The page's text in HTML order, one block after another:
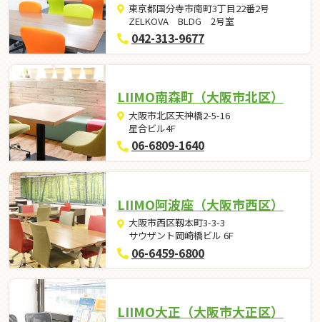
東京都国分寺市南町3丁目22番2号
ZELKOVA BLDG 2号室
042-313-9677
LIIMO南森町（大阪市北区）
大阪市北区天神橋2-5-16
星合ビル4F
06-6809-1640
LIIMO阿波座（大阪市西区）
大阪市西区靱本町3-3-3
サウザント岡崎橋ビル 6F
06-6459-6800
LIIMO大正（大阪市大正区）